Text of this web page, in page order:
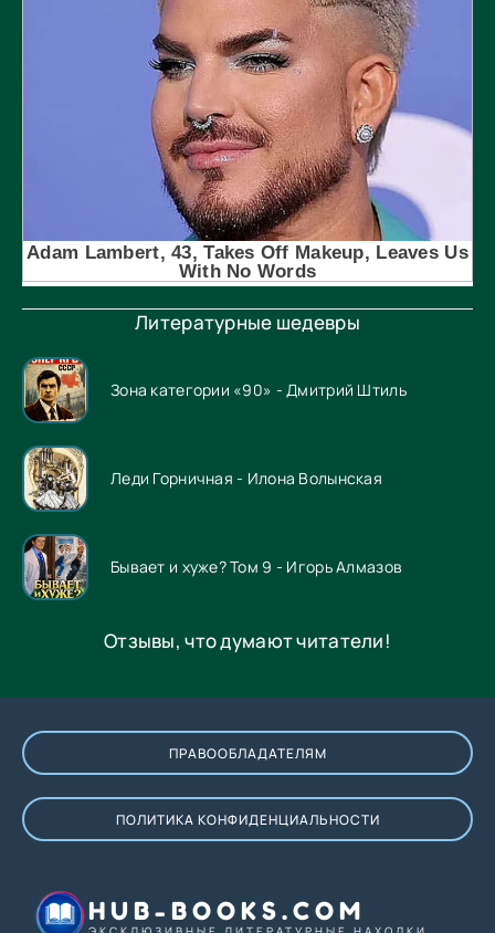
Литературные шедевры
Зона категории «90» - Дмитрий Штиль
Леди Горничная - Илона Волынская
Бывает и хуже? Том 9 - Игорь Алмазов
Отзывы, что думают читатели!
ПРАВООБЛАДАТЕЛЯМ
ПОЛИТИКА КОНФИДЕНЦИАЛЬНОСТИ
HUB-BOOKS.COM